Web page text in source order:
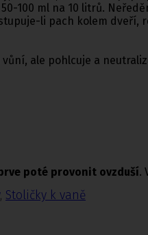
, Stoličky k vaně
100 ml na 10 litrů.
li pach kolem dveří,
ale pohlcuje a
poté provonit ovzduší.